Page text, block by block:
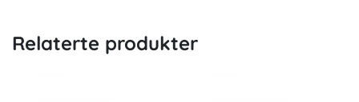
Relaterte produkter